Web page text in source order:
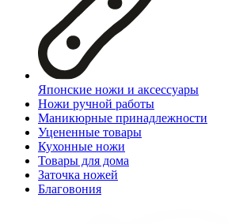
Японские ножи и аксессуары
Ножи ручной работы
Маникюрные принадлежности
Уцененные товары
Кухонные ножи
Товары для дома
Заточка ножей
Благовония